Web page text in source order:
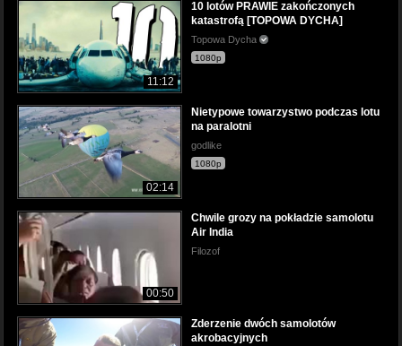
11:12
10 lotów PRAWIE zakończonych
katastrofą [TOPOWA DYCHA]
Topowa Dycha
1080p
02:14
Nietypowe towarzystwo podczas lotu
na paralotni
godlike
1080p
00:50
Chwile grozy na pokładzie samolotu
Air India
Filozof
Zderzenie dwóch samolotów
akrobacyjnych